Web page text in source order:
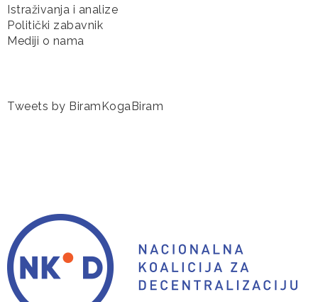
Istraživanja i analize
Politički zabavnik
Mediji o nama
Tweets by BiramKogaBiram